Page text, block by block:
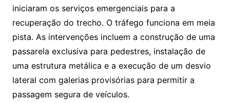
iniciaram os serviços emergenciais para a
recuperação do trecho. O tráfego funciona em meia
pista. As intervenções incluem a construção de uma
passarela exclusiva para pedestres, instalação de
uma estrutura metálica e a execução de um desvio
lateral com galerias provisórias para permitir a
passagem segura de veículos.